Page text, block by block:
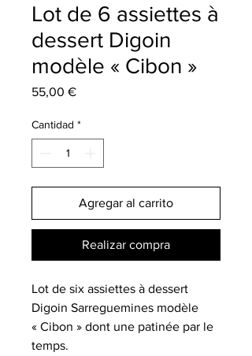
Lot de 6 assiettes à
dessert Digoin
modèle « Cibon »
55,00 €Precio
Cantidad *
Agregar al carrito
Realizar compra
Lot de six assiettes à dessert
Digoin Sarreguemines modèle
« Cibon » dont une patinée par le
temps.